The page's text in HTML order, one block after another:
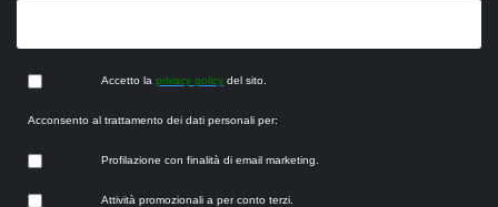
Accetto la privacy policy del sito.
Acconsento al trattamento dei dati personali per:
Profilazione con finalità di email marketing.
Attività promozionali a per conto terzi.